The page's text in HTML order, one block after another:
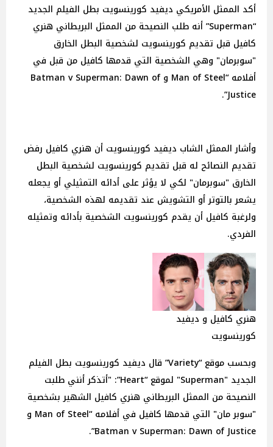
أكد الممثل الأمريكي ديفيد كورينسويت بطل الفيلم الجديد
“Superman” أنه طلب النصيحة من الممثل البريطاني هنري
كافيل قبل تقديم كورينسويت لشخصية البطل الخارق
"سوبرمان" وهي الشخصية التي قدمها كافيل من قبل في
أفلامه “Man of Steel و Batman v Superman: Dawn of
Justice”.
وأشار الممثل الشاب ديفيد كورينسويت أن هنري كافيل رفض
تقديم النصائح له قبل تقديم كورينسويت لشخصية البطل
الخارق "سوبرمان" لكي لا يؤثر على أدائه التمثيلي أو يجعله
يشعر بالتوتر أو التشويش عند تقديمه لهذه الشخصية،
ولرغبة كافيل أن يقدم كورينسويت الشخصية بأدائه وتمثيله
الفردي.
هنري كافيل و ديفيد
كورينسويت
وبحسب موقع “Variety” قال ديفيد كورينسويت بطل الفيلم
الجديد "Superman" لموقع “Heart”: "أتذكر أنني طلبت
النصيحة من الممثل البريطاني هنري كافيل الشهير بشخصية
"سوبر مان" التي قدمها كافيل في أفلامه “Man of Steel و
Batman v Superman: Dawn of Justice”.